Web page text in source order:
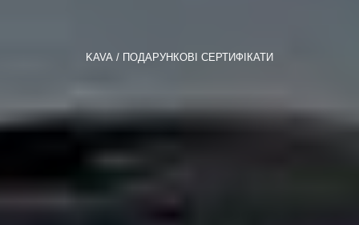
KAVA ПОДАРУНКОВІ СЕРТИФІКАТИ